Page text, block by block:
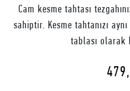
Cam kesme tahtası
sahiptir. Kesme tahtanızı
tablası